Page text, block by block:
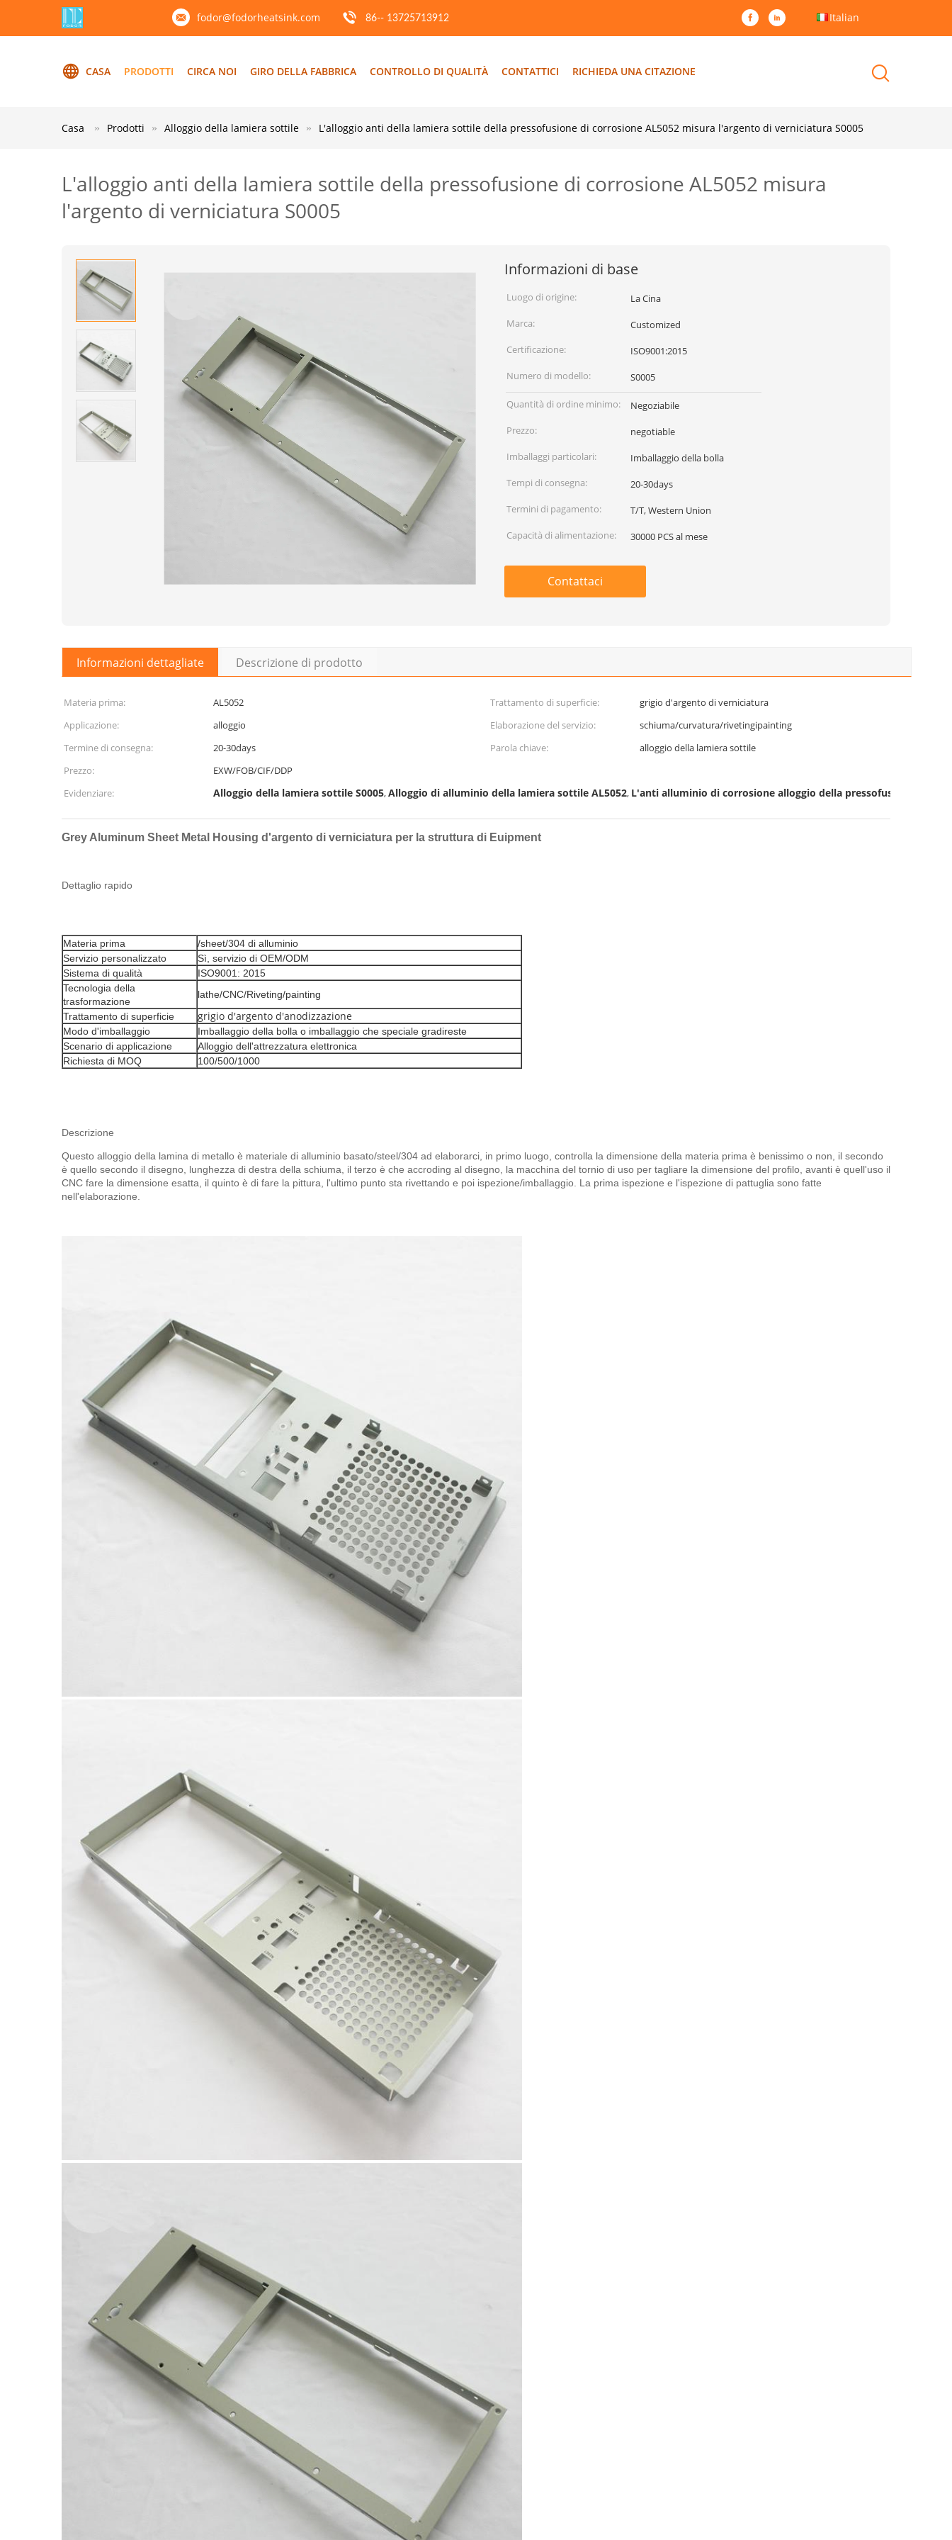
fodor@fodorheatsink.com 86-- 13725713912 Italian
CASA PRODOTTI CIRCA NOI GIRO DELLA FABBRICA CONTROLLO DI QUALITÀ CONTATTICI RICHIEDA UNA CITAZIONE
Casa Prodotti Alloggio della lamiera sottile L'alloggio anti della lamiera sottile della pressofusione di corrosione AL5052 misura l'argento di verniciatura S0005
L'alloggio anti della lamiera sottile della pressofusione di corrosione AL5052 misura
l'argento di verniciatura S0005
Informazioni di base
Luogo di origine:
La Cina
Marca:
Customized
Certificazione:
ISO9001:2015
Numero di modello:
S0005
Quantità di ordine minimo:
Negoziabile
Prezzo:
negotiable
Imballaggi particolari:
Imballaggio della bolla
Tempi di consegna:
20-30days
Termini di pagamento:
T/T, Western Union
Capacità di alimentazione:
30000 PCS al mese
Contattaci
Informazioni dettagliate Descrizione di prodotto
Materia prima: AL5052 Trattamento di superficie:
grigio d'argento di verniciatura
Applicazione:
alloggio Elaborazione del servizio:
schiuma/curvatura/rivetingipainting
Termine di consegna:
20-30days Parola chiave:
alloggio della lamiera sottile
Prezzo:
EXW/FOB/CIF/DDP
Evidenziare:
Alloggio della lamiera sottile S0005,Alloggio di alluminio della lamiera sottile AL5052, L'anti alluminio di corrosione alloggio della pressofusione
Grey Aluminum Sheet Metal Housing d'argento di verniciatura per la struttura di Euipment
Dettaglio rapido
Materia prima
/sheet/304 di alluminio
Servizio personalizzato
Sì, servizio di OEM/ODM
Sistema di qualità
ISO9001: 2015
Tecnologia della
trasformazione
lathe/CNC/Riveting/painting
Trattamento di superficie
grigio d'argento d'anodizzazione
Modo d'imballaggio
Imballaggio della bolla o imballaggio che speciale gradireste
Scenario di applicazione
Alloggio dell'attrezzatura elettronica
Richiesta di MOQ
100/500/1000
Descrizione
Questo alloggio della lamina di metallo è materiale di alluminio basato/steel/304 ad elaborarci, in primo luogo, controlla la dimensione della materia prima è benissimo o non, il secondo
è quello secondo il disegno, lunghezza di destra della schiuma, il terzo è che accroding al disegno, la macchina del tornio di uso per tagliare la dimensione del profilo, avanti è quell'uso il
CNC fare la dimensione esatta, il quinto è di fare la pittura, l'ultimo punto sta rivettando e poi ispezione/imballaggio. La prima ispezione e l'ispezione di pattuglia sono fatte
nell'elaborazione.